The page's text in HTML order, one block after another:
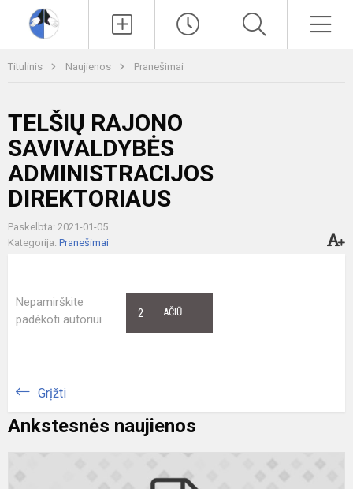
Titulinis Naujienos Pranešimai
TELŠIŲ RAJONO
SAVIVALDYBĖS
ADMINISTRACIJOS
DIREKTORIAUS
Paskelbta: 2021-01-05
Kategorija: Pranešimai
Nepamirškite
padėkoti autoriui
AČIŪ
2
Grįžti
Ankstesnės naujienos